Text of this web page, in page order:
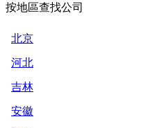
按地區查找公司
北京
河北
吉林
安徽